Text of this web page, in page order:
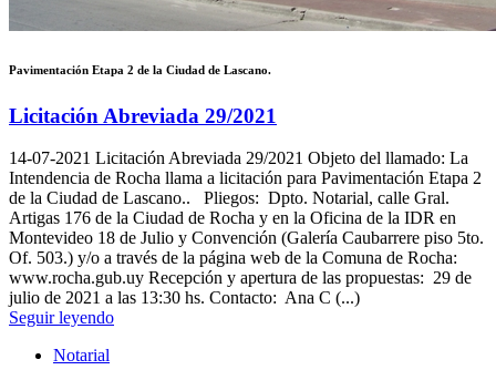
Pavimentación Etapa 2 de la Ciudad de Lascano.
Licitación Abreviada 29/2021
14-07-2021 Licitación Abreviada 29/2021 Objeto del llamado: La
Intendencia de Rocha llama a licitación para Pavimentación Etapa 2
de la Ciudad de Lascano.. Pliegos: Dpto. Notarial, calle Gral.
Artigas 176 de la Ciudad de Rocha y en la Oficina de la IDR en
Montevideo 18 de Julio y Convención (Galería Caubarrere piso 5to.
Of. 503.) y/o a través de la página web de la Comuna de Rocha:
www.rocha.gub.uy Recepción y apertura de las propuestas: 29 de
julio de 2021 a las 13:30 hs. Contacto: Ana C (...)
Seguir leyendo
Notarial